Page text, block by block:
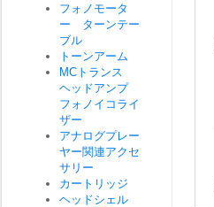
フォノモータ
ー ターンテー
ブル
トーンアーム
MCトランス
ヘッドアンプ
フォノイコライ
ザー
アナログプレー
ヤー関連アクセ
サリー
カートリッジ
ヘッドシェル